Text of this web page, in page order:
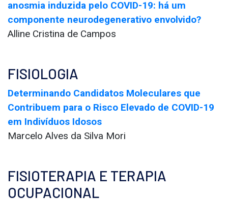
anosmia induzida pelo COVID-19: há um
componente neurodegenerativo envolvido?
Alline Cristina de Campos
FISIOLOGIA
Determinando Candidatos Moleculares que
Contribuem para o Risco Elevado de COVID-19
em Indivíduos Idosos
Marcelo Alves da Silva Mori
FISIOTERAPIA E TERAPIA
OCUPACIONAL